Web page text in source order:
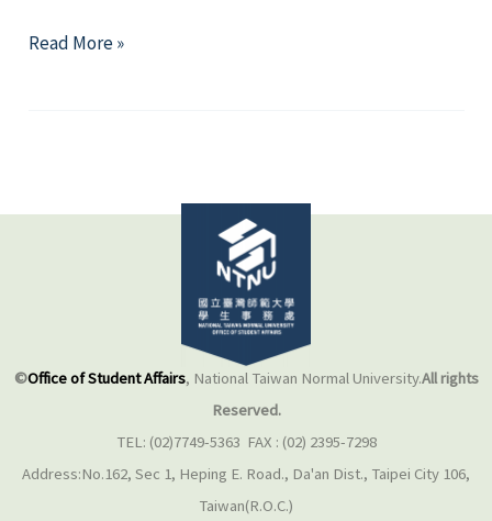
【活
X
講
Read More »
©Office of Student Affairs, National Taiwan Normal University.All rights
Reserved.
TEL: (02)7749-5363 FAX : (02) 2395-7298
Address:No.162, Sec 1, Heping E. Road., Da'an Dist., Taipei City 106,
Taiwan(R.O.C.)